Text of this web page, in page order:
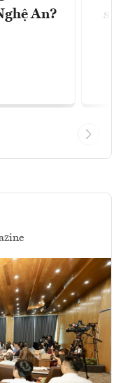
An?